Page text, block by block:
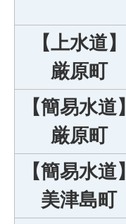
【上水道】
厳原町
【簡易水道】
厳原町
【簡易水道】
美津島町